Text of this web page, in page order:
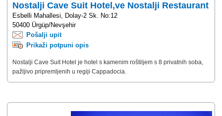
Nostalji Cave Suit Hotel,ve Nostalji Restaurant
Esbelli Mahallesi, Dolay-2 Sk. No:12
50400 Ürgüp/Nevşehir
Pošalji upit
Prikaži potpuni opis
Nostalji Cave Suit Hotel je hotel s kamenim roštiljem s 8 privatnih soba,
pažljivo pripremljenih u regiji Cappadocia.